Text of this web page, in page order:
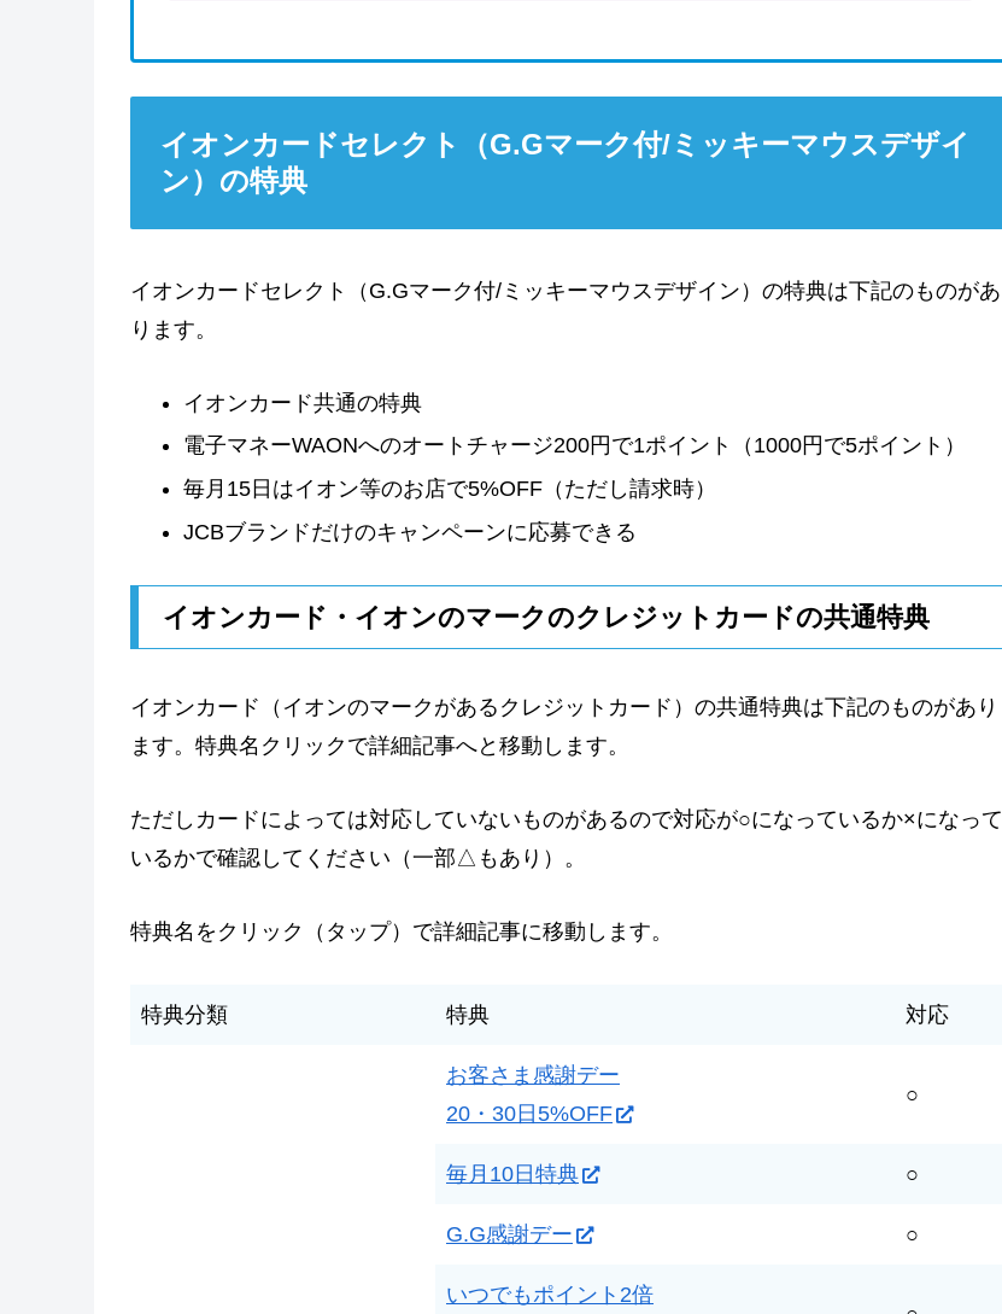
イオンカードセレクト（G.Gマーク付/ミッキーマウスデザイ
ン）の特典
イオンカードセレクト（G.Gマーク付/ミッキーマウスデザイン）の特典は下記のものがあ
ります。
イオンカード共通の特典
電子マネーWAONへのオートチャージ200円で1ポイント（1000円で5ポイント）
毎月15日はイオン等のお店で5%OFF（ただし請求時）
JCBブランドだけのキャンペーンに応募できる
イオンカード・イオンのマークのクレジットカードの共通特典
イオンカード（イオンのマークがあるクレジットカード）の共通特典は下記のものがあり
ます。特典名クリックで詳細記事へと移動します。
ただしカードによっては対応していないものがあるので対応が○になっているか×になって
いるかで確認してください（一部△もあり）。
特典名をクリック（タップ）で詳細記事に移動します。
特典分類 特典 対応
お客さま感謝デー
20・30日5%OFF
○
毎月10日特典 ○
G.G感謝デー ○
いつでもポイント2倍